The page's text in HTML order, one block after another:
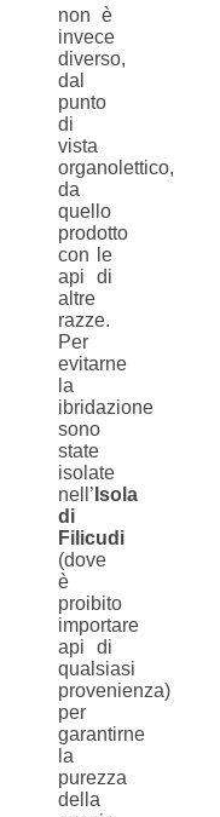
non è
invece
diverso,
dal
punto
di
vista
organolettico,
da
quello
prodotto
con le
api di
altre
razze.
Per
evitarne
la
ibridazione
sono
state
isolate
nell’ Isola
di
Filicudi
(dove
è
proibito
importare
api di
qualsiasi
provenienza)
per
garantirne
la
purezza
della